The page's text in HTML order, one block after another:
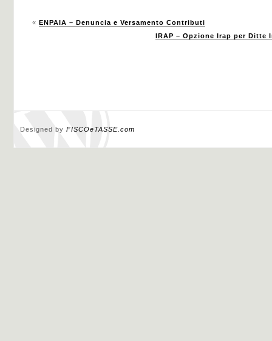
« ENPAIA – Denuncia e Versamento Contributi
IRAP – Opzione Irap per Ditte
Designed by FISCOeTASSE.com